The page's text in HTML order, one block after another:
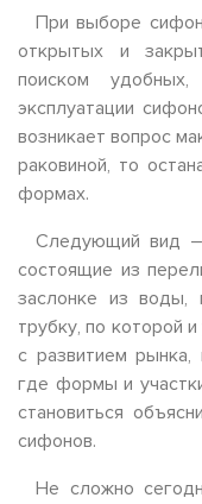
При выборе
открытых и
поиском
эксплуатации
возникает вопрос
раковиной, то
формах.
Следующий вид –
состоящие из
заслонке из воды,
трубку, по которой
с развитием рынка,
где формы и
становиться
сифонов.
Не сложно